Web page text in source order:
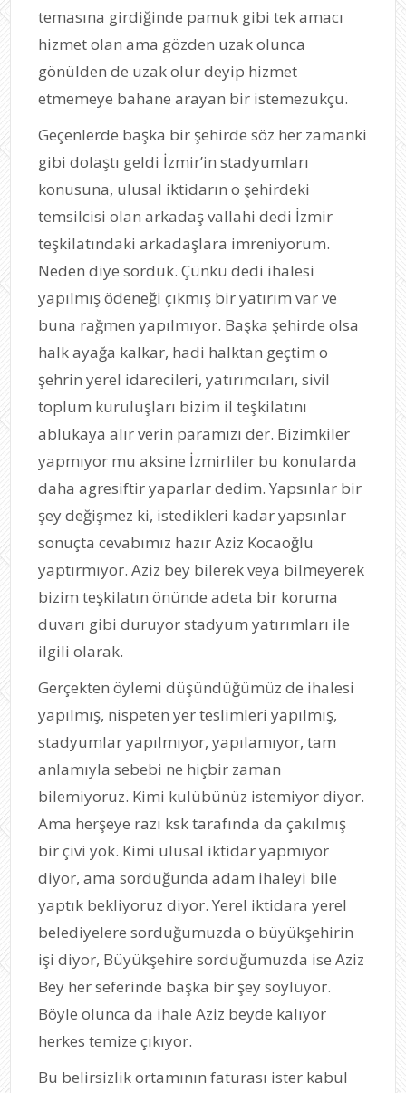
temasına girdiğinde pamuk gibi tek amacı
hizmet olan ama gözden uzak olunca
gönülden de uzak olur deyip hizmet
etmemeye bahane arayan bir istemezukçu.
Geçenlerde başka bir şehirde söz her zamanki
gibi dolaştı geldi İzmir’in stadyumları
konusuna, ulusal iktidarın o şehirdeki
temsilcisi olan arkadaş vallahi dedi İzmir
teşkilatındaki arkadaşlara imreniyorum.
Neden diye sorduk. Çünkü dedi ihalesi
yapılmış ödeneği çıkmış bir yatırım var ve
buna rağmen yapılmıyor. Başka şehirde olsa
halk ayağa kalkar, hadi halktan geçtim o
şehrin yerel idarecileri, yatırımcıları, sivil
toplum kuruluşları bizim il teşkilatını
ablukaya alır verin paramızı der. Bizimkiler
yapmıyor mu aksine İzmirliler bu konularda
daha agresiftir yaparlar dedim. Yapsınlar bir
şey değişmez ki, istedikleri kadar yapsınlar
sonuçta cevabımız hazır Aziz Kocaoğlu
yaptırmıyor. Aziz bey bilerek veya bilmeyerek
bizim teşkilatın önünde adeta bir koruma
duvarı gibi duruyor stadyum yatırımları ile
ilgili olarak.
Gerçekten öylemi düşündüğümüz de ihalesi
yapılmış, nispeten yer teslimleri yapılmış,
stadyumlar yapılmıyor, yapılamıyor, tam
anlamıyla sebebi ne hiçbir zaman
bilemiyoruz. Kimi kulübünüz istemiyor diyor.
Ama herşeye razı ksk tarafında da çakılmış
bir çivi yok. Kimi ulusal iktidar yapmıyor
diyor, ama sorduğunda adam ihaleyi bile
yaptık bekliyoruz diyor. Yerel iktidara yerel
belediyelere sorduğumuzda o büyükşehirin
işi diyor, Büyükşehire sorduğumuzda ise Aziz
Bey her seferinde başka bir şey söylüyor.
Böyle olunca da ihale Aziz beyde kalıyor
herkes temize çıkıyor.
Bu belirsizlik ortamının faturası ister kabul